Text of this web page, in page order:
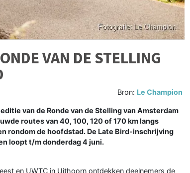
VAN DE STELLING
Bron: Le Champion
van de Ronde van de Stelling van Amsterdam
routes van 40, 100, 120 of 170 km langs
rondom de hoofdstad. De Late Bird-inschrijving
loopt t/m donderdag 4 juni.
en UWTC in Uithoorn ontdekken deelnemers de